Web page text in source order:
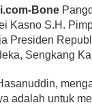
Bone
Kasno S.H.
Presiden
Sengkang
adalah untuk